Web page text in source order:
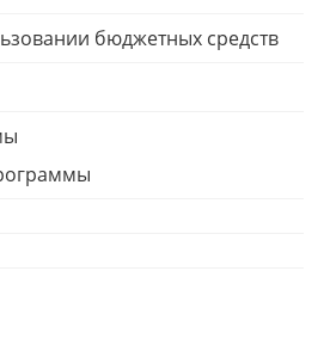
бюджетных средств